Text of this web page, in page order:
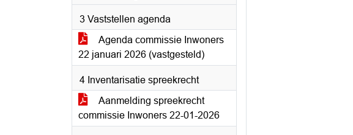
3 Vaststellen agenda
Agenda commissie Inwoners
22 januari 2026 (vastgesteld)
4 Inventarisatie spreekrecht
Aanmelding spreekrecht
commissie Inwoners 22-01-2026